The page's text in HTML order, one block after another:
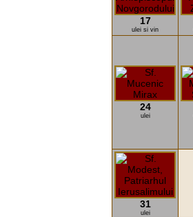
17
ulei si vin
24
ulei
31
ulei